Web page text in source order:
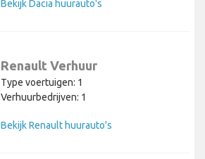
Bekijk Dacia huurauto's
Renault Verhuur
Type voertuigen: 1
Verhuurbedrijven: 1
Bekijk Renault huurauto's